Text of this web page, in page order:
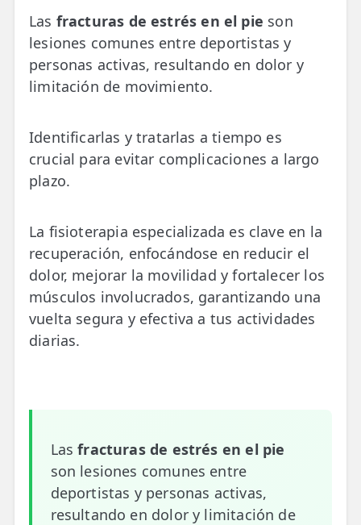
💆‍♀️ Tratamientos
😓 Síntomas
📅 Pedir Cita
🏢 Empresas
UBICACIONES
📍 Barrio del Pilar
📍 Chamberí - Centro
📍 Barrio Salamanca
📍 Carabanchel - Usera
📍 Getafe
TIENDA
🛍️ Tienda Bonos
🛍️ Tienda Productos Fisioterapia
Las fracturas de estrés en el pie son
lesiones comunes entre deportistas y
personas activas, resultando en dolor y
limitación de movimiento.
Identificarlas y tratarlas a tiempo es
crucial para evitar complicaciones a largo
plazo.
La fisioterapia especializada es clave en la
recuperación, enfocándose en reducir el
dolor, mejorar la movilidad y fortalecer los
músculos involucrados, garantizando una
vuelta segura y efectiva a tus actividades
diarias.
Lasfracturas de estrés en el pie
son lesiones comunes entre
deportistas y personas activas,
resultando en dolor y limitación de